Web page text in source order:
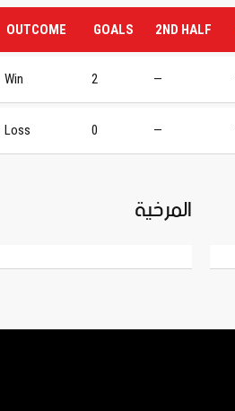
2ND HALF
GOALS
OUTCOME
—
2
Win
—
0
Loss
المرخية